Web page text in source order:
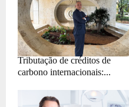
Tributação de créditos de
carbono internacionais:...